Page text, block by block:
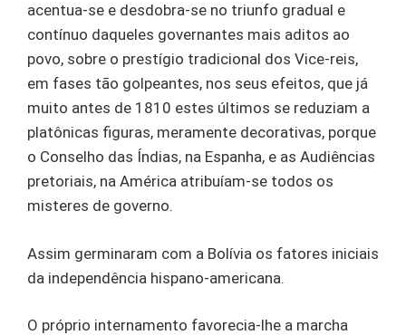
acentua-se e desdobra-se no triunfo gradual e
contínuo daqueles governantes mais aditos ao
povo, sobre o prestígio tradicional dos Vice-reis,
em fases tão golpeantes, nos seus efeitos, que já
muito antes de 1810 estes últimos se reduziam a
platônicas figuras, meramente decorativas, porque
o Conselho das Índias, na Espanha, e as Audiências
pretoriais, na América atribuíam-se todos os
misteres de governo.
Assim germinaram com a Bolívia os fatores iniciais
da independência hispano-americana.
O próprio internamento favorecia-lhe a marcha